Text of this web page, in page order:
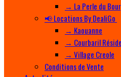
→ La Perle du
📢 Locations By DealiGo
→ Kaouanne
→ Courbaril
→ Village Creole
Conditions de Vente